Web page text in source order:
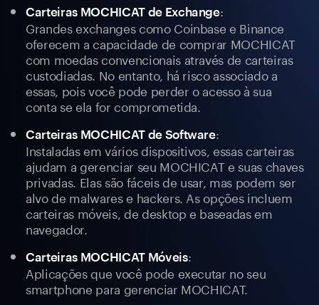
Carteiras MOCHICAT de Exchange:
Grandes exchanges como Coinbase e Binance
oferecem a capacidade de comprar MOCHICAT
com moedas convencionais através de carteiras
custodiadas. No entanto, há risco associado a
essas, pois você pode perder o acesso à sua
conta se ela for comprometida.
Carteiras MOCHICAT de Software:
Instaladas em vários dispositivos, essas carteiras
ajudam a gerenciar seu MOCHICAT e suas chaves
privadas. Elas são fáceis de usar, mas podem ser
alvo de malwares e hackers. As opções incluem
carteiras móveis, de desktop e baseadas em
navegador.
Carteiras MOCHICAT Móveis:
Aplicações que você pode executar no seu
smartphone para gerenciar MOCHICAT.